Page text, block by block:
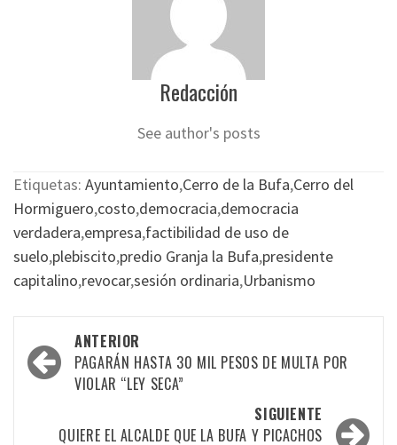
Redacción
See author's posts
Etiquetas: Ayuntamiento,Cerro de la Bufa,Cerro del
Hormiguero,costo,democracia,democracia
verdadera,empresa,factibilidad de uso de
suelo,plebiscito,predio Granja la Bufa,presidente
capitalino,revocar,sesión ordinaria,Urbanismo
Navegación
por
entradas
ANTERIOR
PAGARÁN HASTA 30 MIL PESOS DE MULTA POR
VIOLAR “LEY SECA”
SIGUIENTE
QUIERE EL ALCALDE QUE LA BUFA Y PICACHOS